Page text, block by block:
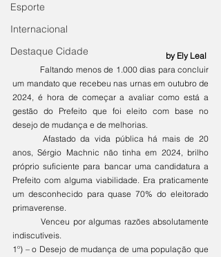
Esporte
Internacional
Destaque Cidade
by Ely Leal
	Faltando menos de 1.000 dias para concluir
um mandato que recebeu nas urnas em outubro de
2024, é hora de começar a avaliar como está a
gestão do Prefeito que foi eleito com base no
desejo de mudança e de melhorias.
anos, Sérgio Machnic não tinha em 2024, brilho
próprio suficiente para bancar uma candidatura a
Prefeito com alguma viabilidade. Era praticamente
um desconhecido para quase 70% do eleitorado
primaverense.
	Venceu por algumas razões absolutamente
indiscutíveis.
1º) – o Desejo de mudança de uma população que